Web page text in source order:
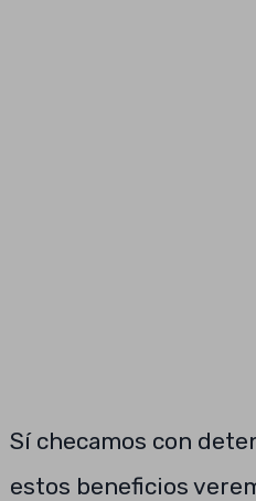
Sí checamos con
estos beneficios